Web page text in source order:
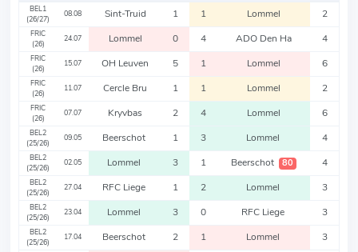
BEL1
(26/27)
08.08 Sint-Truid 1 1 Lommel 2
FRIC
(26)
24.07 Lommel 0 4 ADO Den Ha 4
FRIC
(26)
15.07 OH Leuven 5 1 Lommel 6
FRIC
(26)
11.07 Cercle Bru 1 1 Lommel 2
FRIC
(26)
07.07 Kryvbas 2 4 Lommel 6
BEL2
(25/26)
09.05 Beerschot 1 3 Lommel 4
BEL2
(25/26)
02.05 Lommel 3 1 Beerschot 80 4
BEL2
(25/26)
27.04 RFC Liege 1 2 Lommel 3
BEL2
(25/26)
23.04 Lommel 3 0 RFC Liege 3
BEL2
(25/26)
17.04 Beerschot 2 1 Lommel 3